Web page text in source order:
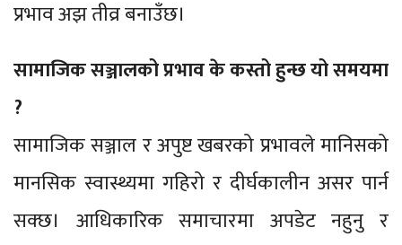
प्रभाव अझ तीव्र बनाउँछ।
सामाजिक सञ्जालको प्रभाव के कस्तो हुन्छ यो समयमा
?
सामाजिक सञ्जाल र अपुष्ट खबरको प्रभावले मानिसको
मानसिक स्वास्थ्यमा गहिरो र दीर्घकालीन असर पार्न
सक्छ। आधिकारिक समाचारमा अपडेट नहुनु र